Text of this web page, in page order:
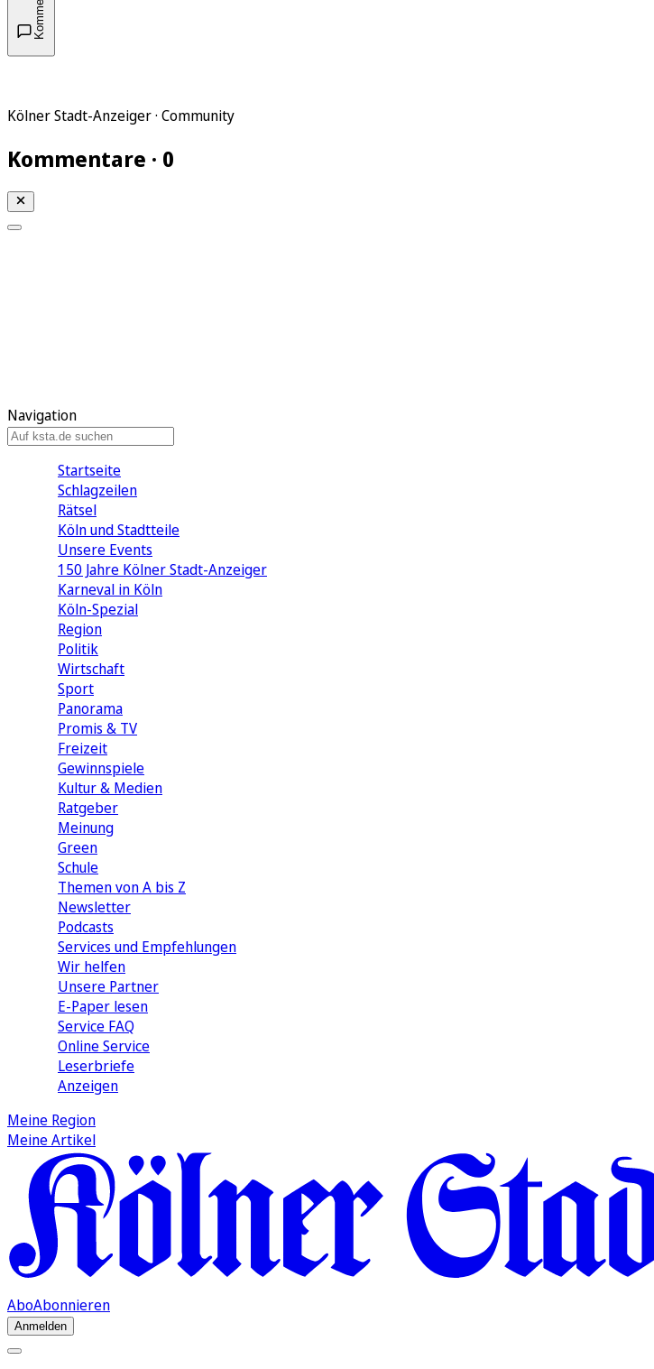
Kölner Stadt-Anzeiger · Community
Kommentare · 0
Navigation
Startseite
Schlagzeilen
Rätsel
Köln und Stadtteile
Unsere Events
150 Jahre Kölner Stadt-Anzeiger
Karneval in Köln
Köln-Spezial
Region
Politik
Wirtschaft
Sport
Panorama
Promis & TV
Freizeit
Gewinnspiele
Kultur & Medien
Ratgeber
Meinung
Green
Schule
Themen von A bis Z
Newsletter
Podcasts
Services und Empfehlungen
Wir helfen
Unsere Partner
E-Paper lesen
Service FAQ
Online Service
Leserbriefe
Anzeigen
Meine Region
Meine Artikel
AboAbonnieren
Anmelden